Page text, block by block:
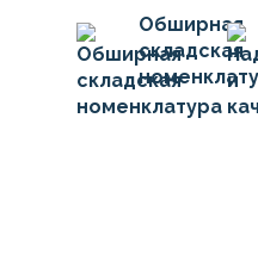
Обширная
складская